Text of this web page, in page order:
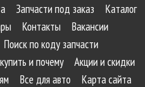
Запчасти под заказ
Каталог
Контакты
Вакансии
Поиск по коду запчасти
и почему
Акции и скидки
Все для авто Карта сайта